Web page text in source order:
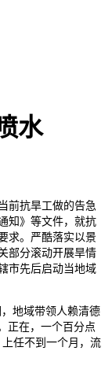
水
抗旱工做的告急
知》等文件，就抗
求。严酷落实以景
部分滚动开展旱情
市先后启动当地域
地域带领人赖清德
正在，一个百分点
任不到一个月，流